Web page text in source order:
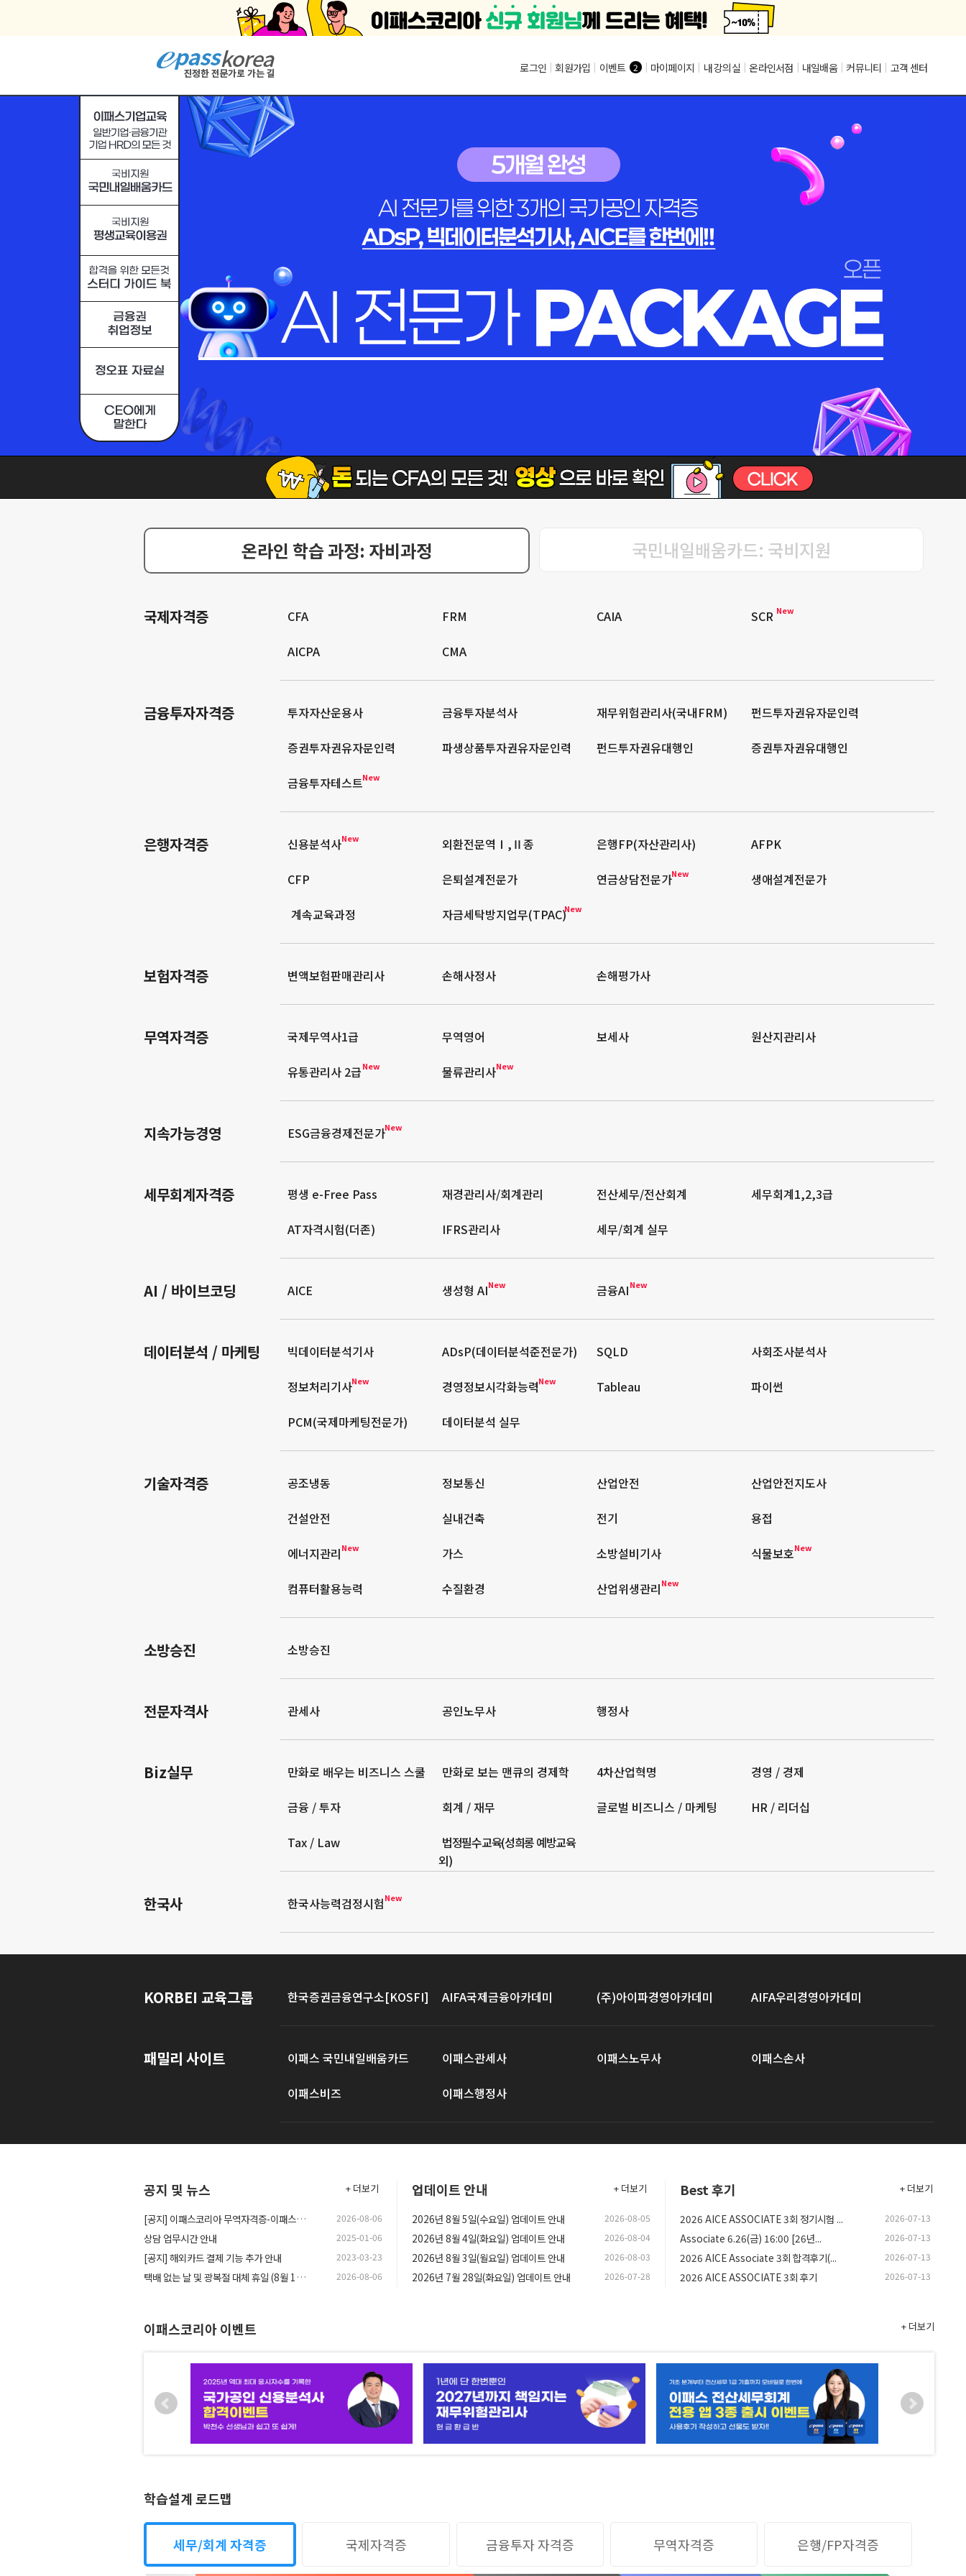
로그인 | 회원가입 | 이벤트 2 | 마이페이지 | 내 강의실 | 온라인서점 | 내일배움 | 커뮤니티 | 고객 센터
온라인 학습 과정: 자비과정 국민내일배움카드: 국비지원
국제자격증 CFA FRM CAIA SCR New
AICPA CMA
금융투자자격증 투자자산운용사 금융투자분석사 재무위험관리사(국내FRM) 펀드투자권유자문인력
증권투자권유자문인력 파생상품투자권유자문인력 펀드투자권유대행인 증권투자권유대행인
금융투자테스트New
은행자격증 신용분석사New 외환전문역Ⅰ,Ⅱ종 은행FP(자산관리사) AFPK
CFP 은퇴설계전문가 연금상담전문가New 생애설계전문가
계속교육과정 자금세탁방지업무(TPAC)New
보험자격증 변액보험판매관리사 손해사정사 손해평가사
무역자격증 국제무역사1급 무역영어 보세사 원산지관리사
유통관리사 2급New 물류관리사New
지속가능경영 ESG금융경제전문가New
세무회계자격증 평생 e-Free Pass 재경관리사/회계관리 전산세무/전산회계 세무회계1,2,3급
AT자격시험(더존) IFRS관리사 세무/회계 실무
AI / 바이브코딩 AICE 생성형 AINew 금융AINew
데이터분석 / 마케팅 빅데이터분석기사 ADsP(데이터분석준전문가) SQLD 사회조사분석사
정보처리기사New 경영정보시각화능력New Tableau 파이썬
PCM(국제마케팅전문가) 데이터분석 실무
기술자격증 공조냉동 정보통신 산업안전 산업안전지도사
건설안전 실내건축 전기 용접
에너지관리New 가스 소방설비기사 식물보호New
컴퓨터활용능력 수질환경 산업위생관리New
소방승진 소방승진
전문자격사 관세사 공인노무사 행정사
Biz실무 만화로 배우는 비즈니스 스쿨 만화로 보는 맨큐의 경제학 4차산업혁명 경영 / 경제
금융 / 투자 회계 / 재무 글로벌 비즈니스 / 마케팅 HR / 리더십
Tax / Law
법정필수교육(성희롱 예방교육
외)
한국사 한국사능력검정시험New
KORBEI 교육그룹 한국증권금융연구소[KOSFI] AIFA국제금융아카데미 (주)아이파경영아카데미 AIFA우리경영아카데미
패밀리 사이트 이패스 국민내일배움카드 이패스관세사 이패스노무사 이패스손사
이패스비즈 이패스행정사
공지 및 뉴스 + 더보기
[공지] 이패스코리아 무역자격증-이패스관세사 사이트... 2026-08-06
상담 업무시간 안내 2025-01-06
[공지] 해외카드 결제 기능 추가 안내 2023-03-23
택배 없는 날 및 광복절 대체 휴일 (8월 14일,... 2026-08-06
업데이트 안내 + 더보기
2026년 8월 5일(수요일) 업데이트 안내 2026-08-05
2026년 8월 4일(화요일) 업데이트 안내 2026-08-04
2026년 8월 3일(월요일) 업데이트 안내 2026-08-03
2026년 7월 28일(화요일) 업데이트 안내 2026-07-28
Best 후기 + 더보기
2026 AICE ASSOCIATE 3회 정기시험 ... 2026-07-13
Associate 6.26(금) 16:00 [26년... 2026-07-13
2026 AICE Associate 3회 합격후기(... 2026-07-13
2026 AICE ASSOCIATE 3회 후기 2026-07-13
이패스코리아 이벤트 + 더보기
학습설계 로드맵
세무/회계 자격증 국제자격증 금융투자 자격증 무역자격증 은행/FP자격증